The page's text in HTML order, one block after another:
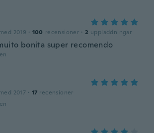
2019 · 100 recensioner · 2 uppladdningar
bonita super recomendo
2017 · 17 recensioner